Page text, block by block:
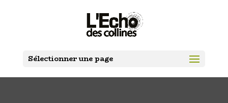
Sélectionner une page